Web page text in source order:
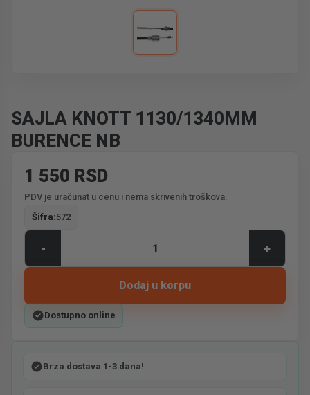
SAJLA KNOTT 1130/1340MM
BURENCE NB
1 550 RSD
PDV je uračunat u cenu i nema skrivenih troškova.
Šifra:572
- +
Dodaj u korpu
Dostupno online
Brza dostava 1-3 dana!